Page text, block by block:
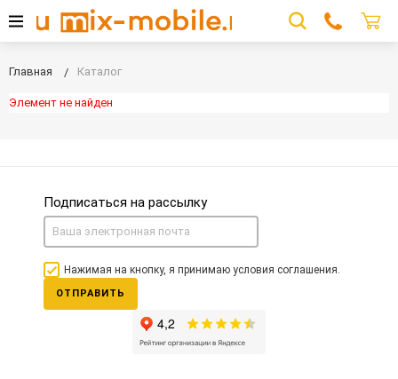
Главная Каталог
Элемент не найден
Подписаться на рассылку
Нажимая на кнопку, я принимаю условия соглашения.
ОТПРАВИТЬ